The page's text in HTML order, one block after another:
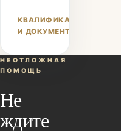
КВАЛИФИКАЦИЯ
И ДОКУМЕНТЫ
НЕОТЛОЖНАЯ
ПОМОЩЬ
Не
ждите